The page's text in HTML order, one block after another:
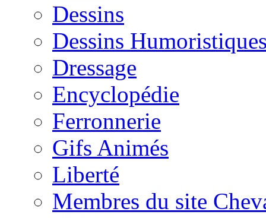
Dessins
Dessins
Dressage
Encyclopédie
Ferronnerie
Gifs Animés
Liberté
Membres du site